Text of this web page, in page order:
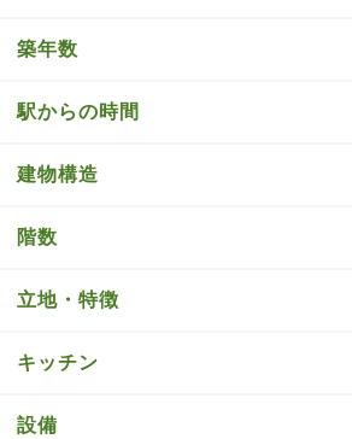
築年数
駅からの時間
建物構造
階数
立地・特徴
キッチン
設備